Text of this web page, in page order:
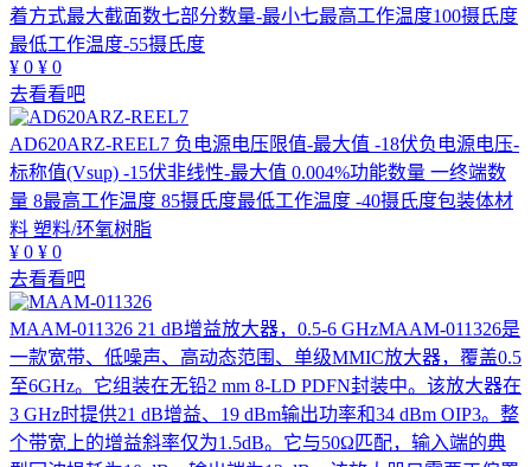
着方式最大截面数七部分数量-最小七最高工作温度100摄氏度
最低工作温度-55摄氏度
¥ 0 ¥ 0
去看看吧
AD620ARZ-REEL7 负电源电压限值-最大值 -18伏负电源电压-
标称值(Vsup) -15伏非线性-最大值 0.004%功能数量 一终端数
量 8最高工作温度 85摄氏度最低工作温度 -40摄氏度包装体材
料 塑料/环氧树脂
¥ 0 ¥ 0
去看看吧
MAAM-011326 21 dB增益放大器，0.5-6 GHzMAAM-011326是
一款宽带、低噪声、高动态范围、单级MMIC放大器，覆盖0.5
至6GHz。它组装在无铅2 mm 8-LD PDFN封装中。该放大器在
3 GHz时提供21 dB增益、19 dBm输出功率和34 dBm OIP3。整
个带宽上的增益斜率仅为1.5dB。它与50Ω匹配，输入端的典